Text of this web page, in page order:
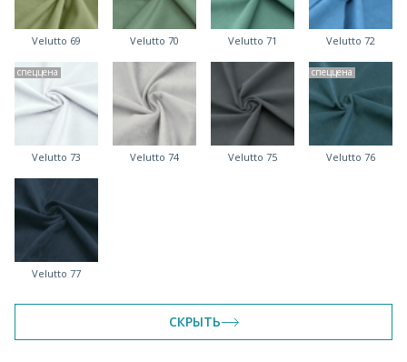
Velutto 69 Velutto 70 Velutto 71 Velutto 72
спеццена
Velutto 73 Velutto 74 Velutto 75
спеццена
Velutto 76
Velutto 77
СКРЫТЬ